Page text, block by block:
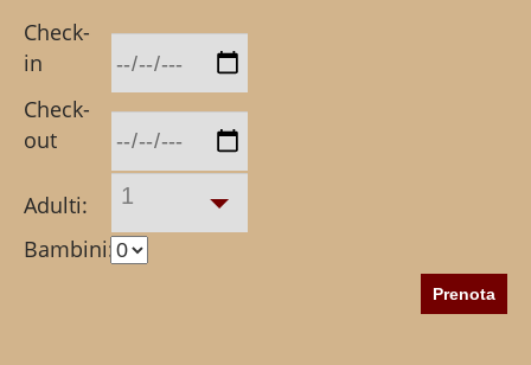
Check-
in
Check-
out
Adulti: 1
Bambini: